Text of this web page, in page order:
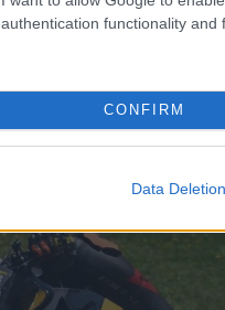
authentication functionality and
CONFIRM
Data Deletion